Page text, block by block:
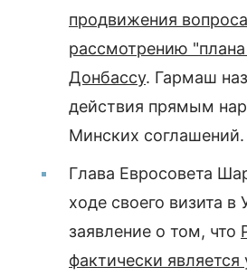
продвижения
рассмотрению
Донбассу. Гармаш
действия прямым
Минских соглашений.
Глава Евросовета
ходе своего визита в
заявление о том, что
фактически является